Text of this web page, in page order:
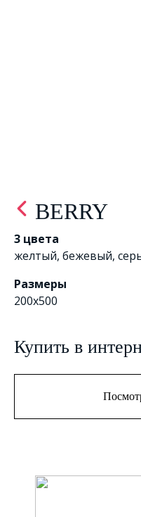
BERRY
3 цвета
желтый, бежевый,
Размеры
200x500
Купить в